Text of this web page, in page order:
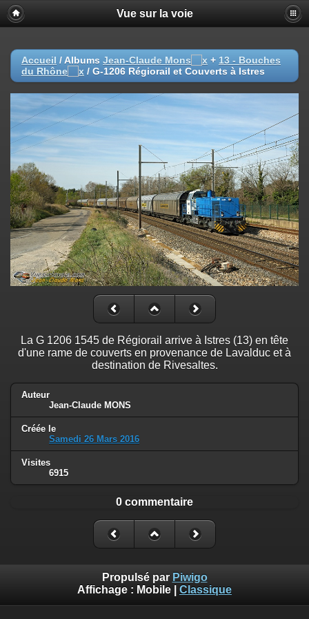
Vue sur la voie
Accueil / Albums Jean-Claude Mons + 13 - Bouches
du Rhône
/ G-1206 Régiorail et Couverts à Istres
La G 1206 1545 de Régiorail arrive à Istres (13) en tête
d'une rame de couverts en provenance de Lavalduc et à
destination de Rivesaltes.
Auteur
Jean-Claude MONS
Créée le
Samedi 26 Mars 2016
Visites
6915
0 commentaire
Propulsé par Piwigo
Affichage : Mobile Classique